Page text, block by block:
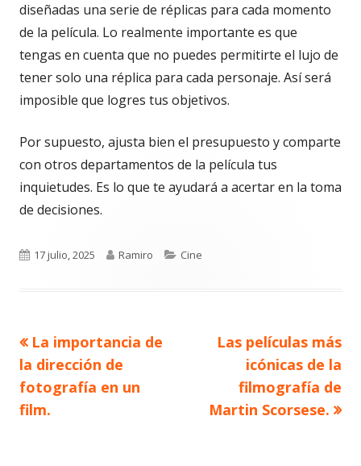
diseñadas una serie de réplicas para cada momento
de la película. Lo realmente importante es que
tengas en cuenta que no puedes permitirte el lujo de
tener solo una réplica para cada personaje. Así será
imposible que logres tus objetivos.
Por supuesto, ajusta bien el presupuesto y comparte
con otros departamentos de la película tus
inquietudes. Es lo que te ayudará a acertar en la toma
de decisiones.
Publicado
17 julio, 2025 Autor
Ramiro Categorías
Cine
Navegación
de
entradas
Artículo
anterior
La importancia de
la dirección de
fotografía en un
film.
Artículo
siguiente
Las películas más
icónicas de la
filmografía de
Martin Scorsese.